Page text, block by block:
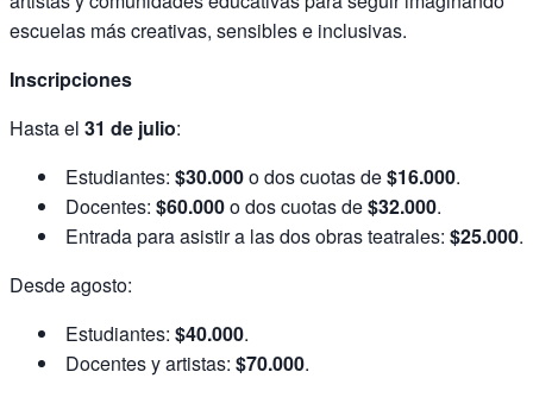
escuelas más creativas, sensibles e inclusivas.
Inscripciones
Hasta el 31 de julio:
Estudiantes: $30.000o dos cuotas de$16.000.
Docentes: $60.000o dos cuotas de$32.000.
Entrada para asistir a las dos obras teatrales: $25.000.
Desde agosto:
Estudiantes: $40.000.
Docentes y artistas: $70.000.